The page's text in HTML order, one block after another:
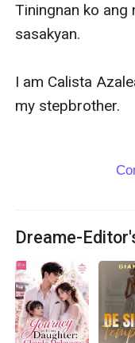
Tiningnan ko ang
sasakyan.
I am Calista
my stepbrother.
Dreame-